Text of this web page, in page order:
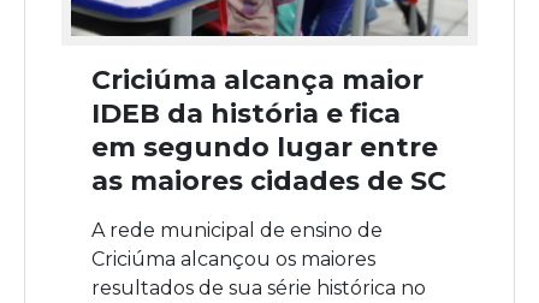
Criciúma alcança maior
IDEB da história e fica
em segundo lugar entre
as maiores cidades de SC
A rede municipal de ensino de
Criciúma alcançou os maiores
resultados de sua série histórica no